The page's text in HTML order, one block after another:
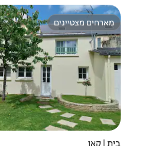
מארחים מצטיינים
מארחים מצטיינים
בית | קאן